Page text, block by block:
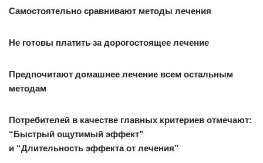
Самостоятельно сравнивают методы лечения
Не готовы платить за дорогостоящее лечение
Предпочитают домашнее лечение всем остальным
методам
Потребителей в качестве главных критериев отмечают:
“Быстрый ощутимый эффект”
и “Длительность эффекта от лечения”